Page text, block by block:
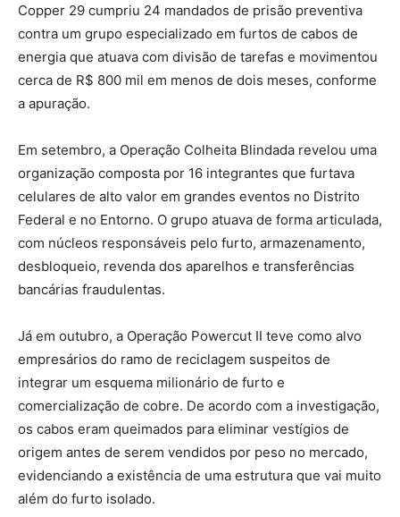
Copper 29 cumpriu 24 mandados de prisão preventiva
contra um grupo especializado em furtos de cabos de
energia que atuava com divisão de tarefas e movimentou
cerca de R$ 800 mil em menos de dois meses, conforme
a apuração.
Em setembro, a Operação Colheita Blindada revelou uma
organização composta por 16 integrantes que furtava
celulares de alto valor em grandes eventos no Distrito
Federal e no Entorno. O grupo atuava de forma articulada,
com núcleos responsáveis pelo furto, armazenamento,
desbloqueio, revenda dos aparelhos e transferências
bancárias fraudulentas.
Já em outubro, a Operação Powercut II teve como alvo
empresários do ramo de reciclagem suspeitos de
integrar um esquema milionário de furto e
comercialização de cobre. De acordo com a investigação,
os cabos eram queimados para eliminar vestígios de
origem antes de serem vendidos por peso no mercado,
evidenciando a existência de uma estrutura que vai muito
além do furto isolado.